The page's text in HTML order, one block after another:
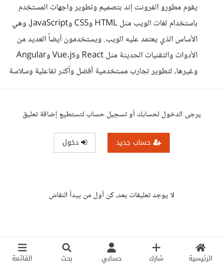
الرئيسية شارك حسابي بحث القائمة
يقوم مطورو الفرونت إند بتصميم وتطوير واجهات المستخدم
باستخدام لغات الويب مثل HTML وCSS وJavaScript، وهي
الأساس الذي يعتمد عليه الويب. ويستخدمون أيضاً العديد من
الأدوات والتقنيات الحديثة مثل React وVue.js وAngular
وغيرها، لتطوير تجارب مستخدمية أفضل وأكثر تفاعلية وسلاسة
يرجى الدخول لحسابك أو تسجيل حساب لتستطيع إضافة تعليق
حساب جديد دخول
لا يوجد تعليقات بعد، كن أول من يبدأ النقاش